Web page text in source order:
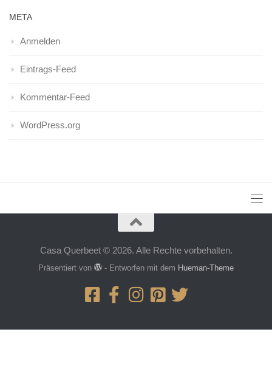
META
Anmelden
Eintrags-Feed
Kommentar-Feed
WordPress.org
Casa Querbeet © 2026. Alle Rechte vorbehalten.
Präsentiert von - Entworfen mit dem Hueman-Theme